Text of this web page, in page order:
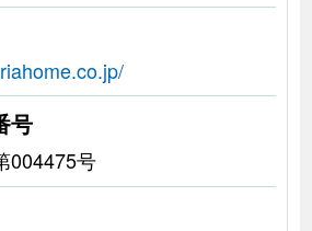
号
004475号